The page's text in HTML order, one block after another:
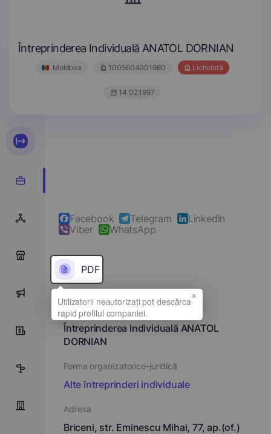
Întreprinderea Individuală ANATOL DORNIAN
Moldova 1005604001980 Lichidată
14.02.1997
0
4
Facebook Telegram
LinkedIn
Viber
WhatsApp
PDF
Denumirea completă
Întreprinderea Individuală ANATOL
DORNIAN
Forma organizatorico-juridică
Alte întreprinderi individuale
Adresa
Briceni, str. Eminescu Mihai, 77, ap.(of.)
×